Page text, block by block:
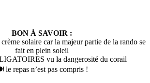
BON À SAVOIR :
solaire car la majeur partie de la rando se
fait en plein soleil
vu la dangerosité du corail
le repas n’est pas compris !